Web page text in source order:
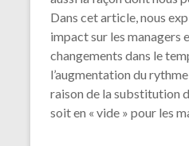
aussi la façon dont nous
Dans cet article, nous
impact sur les managers
changements dans le
l’augmentation du
raison de la substitution
soit en « vide » pour les